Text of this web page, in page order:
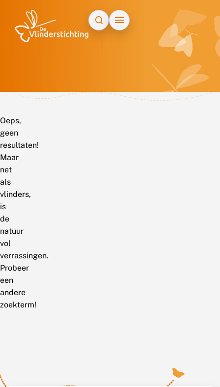
Oeps,
geen
resultaten!
Maar
net
als
vlinders,
is
de
natuur
vol
verrassingen.
Probeer
een
andere
zoekterm!